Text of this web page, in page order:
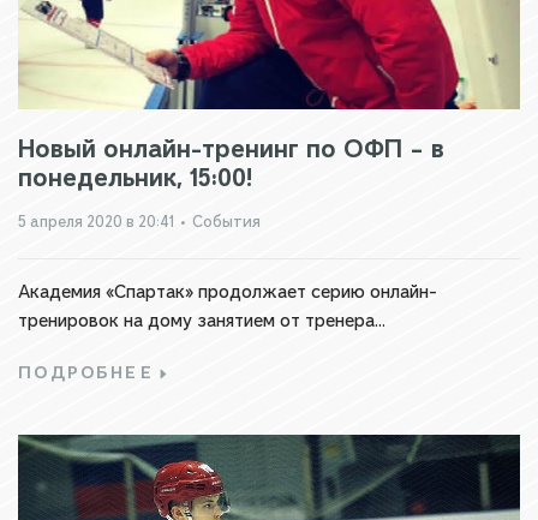
Новый онлайн-тренинг по ОФП – в
понедельник, 15:00!
5 апреля 2020 в 20:41 • События
Академия «Спартак» продолжает серию онлайн-
тренировок на дому занятием от тренера...
ПОДРОБНЕЕ